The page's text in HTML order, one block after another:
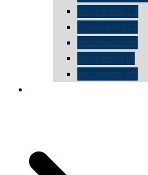
documenta 12
Documenta11
documenta dX
documenta IX
documenta d8